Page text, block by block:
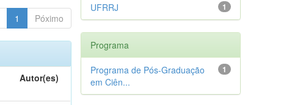
1 Póximo
Autor(es)
1
UFRRJ
Programa
1
Programa de Pós-Graduação
em Ciên...